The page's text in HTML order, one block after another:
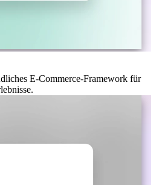
E-Commerce-Framework für